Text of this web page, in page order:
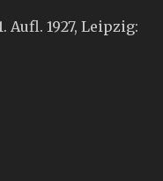
1927, Leipzig: